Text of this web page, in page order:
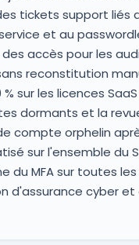
tickets support liés
et au
accès pour les
sans reconstitution
sur les licences
dormants et la
compte orphelin
sur l'ensemble du
du MFA sur toutes les
d'assurance cyber et